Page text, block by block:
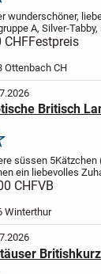
wunderschöner,
A, Silver-
Katzendamen
Ihre Kätzin darf 2-3
im eigens
CHFFestpreis
Ottenbach CH
Britisch
süssen 5Kätzchen
ein liebevolles
rundum wohlfühlen
ein großer
CHFVB
Winterthur